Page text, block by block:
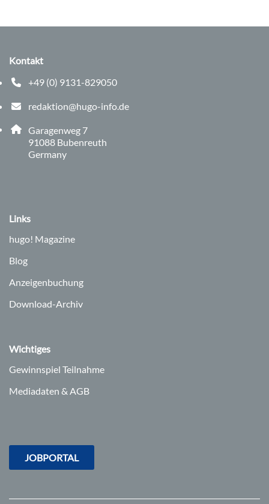
Kontakt
+49 (0) 9131-829050
Telefonnummer: 0 9 1 3 1 8 2 9 0 5 0
redaktion@hugo-info.de
E-Mail Adresse: redaktion@hugo-info.de
Adresse:
Garagenweg 7
91088 , 9 1 0 8 8
Bubenreuth
Germany
Links
hugo! Magazine
Blog
Anzeigenbuchung
Download-Archiv
Wichtiges
Gewinnspiel Teilnahme
Mediadaten & AGB
JOBPORTAL